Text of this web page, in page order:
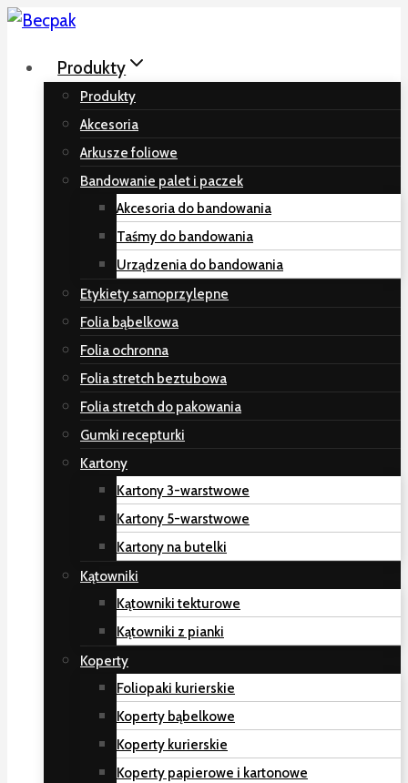
Przeskocz
treści
Produkty
Produkty
Akcesoria
Arkusze foliowe
Bandowanie palet i paczek
Akcesoria do bandowania
Taśmy do bandowania
Urządzenia do bandowania
Etykiety samoprzylepne
Folia bąbelkowa
Folia ochronna
Folia stretch beztubowa
Folia stretch do pakowania
Gumki recepturki
Kartony
Kartony 3-warstwowe
Kartony 5-warstwowe
Kartony na butelki
Kątowniki
Kątowniki tekturowe
Kątowniki z pianki
Koperty
Foliopaki kurierskie
Koperty bąbelkowe
Koperty kurierskie
Koperty papierowe i kartonowe